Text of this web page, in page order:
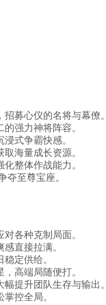
募心仪的名将与幕僚。
强力神将阵容。
式争霸快感。
海量成长资源。
整体作战能力。
夺至尊宝座。
各种克制局面。
直接拉满。
定供给。
高端局随便打。
提升团队生存与输出。
控全局。